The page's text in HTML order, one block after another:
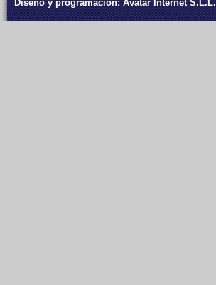
Diseño y programación:Avatar Internet S.L.L.